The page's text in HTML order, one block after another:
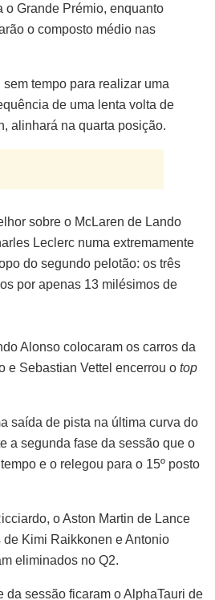
o Grande Prémio, enquanto
o composto médio nas
tempo para realizar uma
de uma lenta volta de
alinhará na quarta posição.
sobre o McLaren de Lando
Leclerc numa extremamente
do segundo pelotão: os três
por apenas 13 milésimos de
Alonso colocaram os carros da
e Sebastian Vettel encerrou o top
saída de pista na última curva do
a segunda fase da sessão que o
e o relegou para o 15º posto
o Aston Martin de Lance
de Kimi Raikkonen e Antonio
eliminados no Q2.
da sessão ficaram o AlphaTauri de